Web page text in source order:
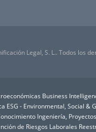
Legal, S. L.. Todos los
Business
ESG - Environmental, Social &
Ingeniería,
de Riesgos Laborales